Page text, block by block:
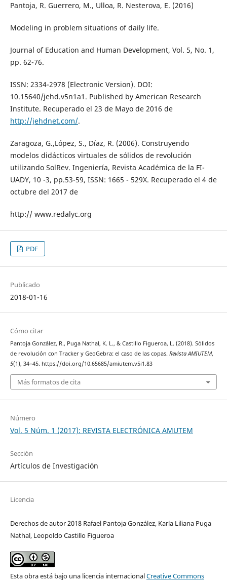
Pantoja, R. Guerrero, M., Ulloa, R. Nesterova, E. (2016)
Modeling in problem situations of daily life.
Journal of Education and Human Development, Vol. 5, No. 1,
pp. 62-76.
ISSN: 2334-2978 (Electronic Version). DOI:
10.15640/jehd.v5n1a1. Published by American Research
Institute. Recuperado el 23 de Mayo de 2016 de
http://jehdnet.com/.
Zaragoza, G.,López, S., Díaz, R. (2006). Construyendo
modelos didácticos virtuales de sólidos de revolución
utilizando SolRev. Ingeniería, Revista Académica de la FI-
UADY, 10 -3, pp.53-59, ISSN: 1665 - 529X. Recuperado el 4 de
octubre del 2017 de
http:// www.redalyc.org
PDF
Publicado
2018-01-16
Cómo citar
Pantoja González, R., Puga Nathal, K. L., & Castillo Figueroa, L. (2018). Sólidos
de revolución con Tracker y GeoGebra: el caso de las copas. Revista AMIUTEM,
5(1), 34–45. https://doi.org/10.65685/amiutem.v5i1.83
Más formatos de cita
Número
Vol. 5 Núm. 1 (2017): REVISTA ELECTRÓNICA AMUTEM
Sección
Artículos de Investigación
Licencia
Derechos de autor 2018 Rafael Pantoja González, Karla Liliana Puga
Nathal, Leopoldo Castillo Figueroa
Esta obra está bajo una licencia internacionalCreative Commons